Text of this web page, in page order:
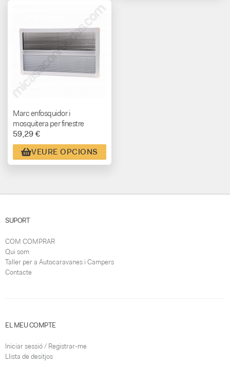
Marc enfosquidor i
mosquitera per finestre
corredera Carbest ( veure
varies mides segons finestra )
59,29 €
VEURE OPCIONS
SUPORT
COM COMPRAR
Qui som
Taller per a Autocaravanes i Campers
Contacte
EL MEU COMPTE
Iniciar sessió / Registrar-me
Llista de desitjos